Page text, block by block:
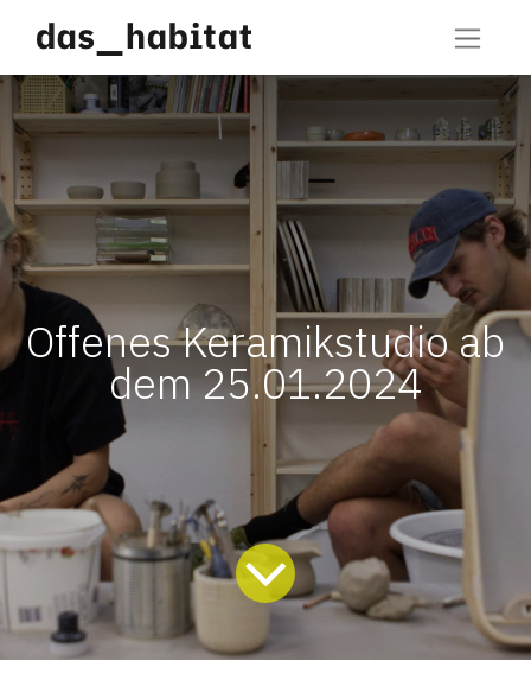
Offenes Keramikstudio ab
dem 25.01.2024